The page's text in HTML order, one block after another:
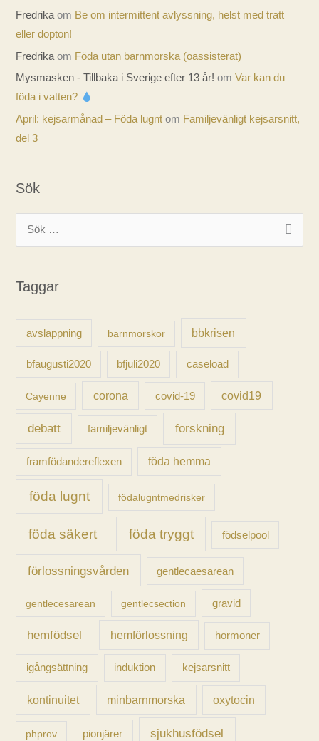
Fredrika om Be om intermittent avlyssning, helst med tratt
eller dopton!
Fredrika om Föda utan barnmorska (oassisterat)
Mysmasken - Tillbaka i Sverige efter 13 år! omVar kan du
föda i vatten?
April: kejsarmånad – Föda lugnt om Familjevänligt kejsarsnitt,
del 3
Sök
e
Taggar
avslappning barnmorskor bbkrisen
bfaugusti2020 bfjuli2020 caseload
Cayenne corona covid-19 covid19
debatt familjevänligt forskning
framfödandereflexen föda hemma
föda lugnt födalugntmedrisker
föda säkert föda tryggt födselpool
förlossningsvården gentlecaesarean
gentlecesarean gentlecsection gravid
hemfödsel hemförlossning hormoner
igångsättning induktion kejsarsnitt
kontinuitet minbarnmorska oxytocin
phprov pionjärer sjukhusfödsel